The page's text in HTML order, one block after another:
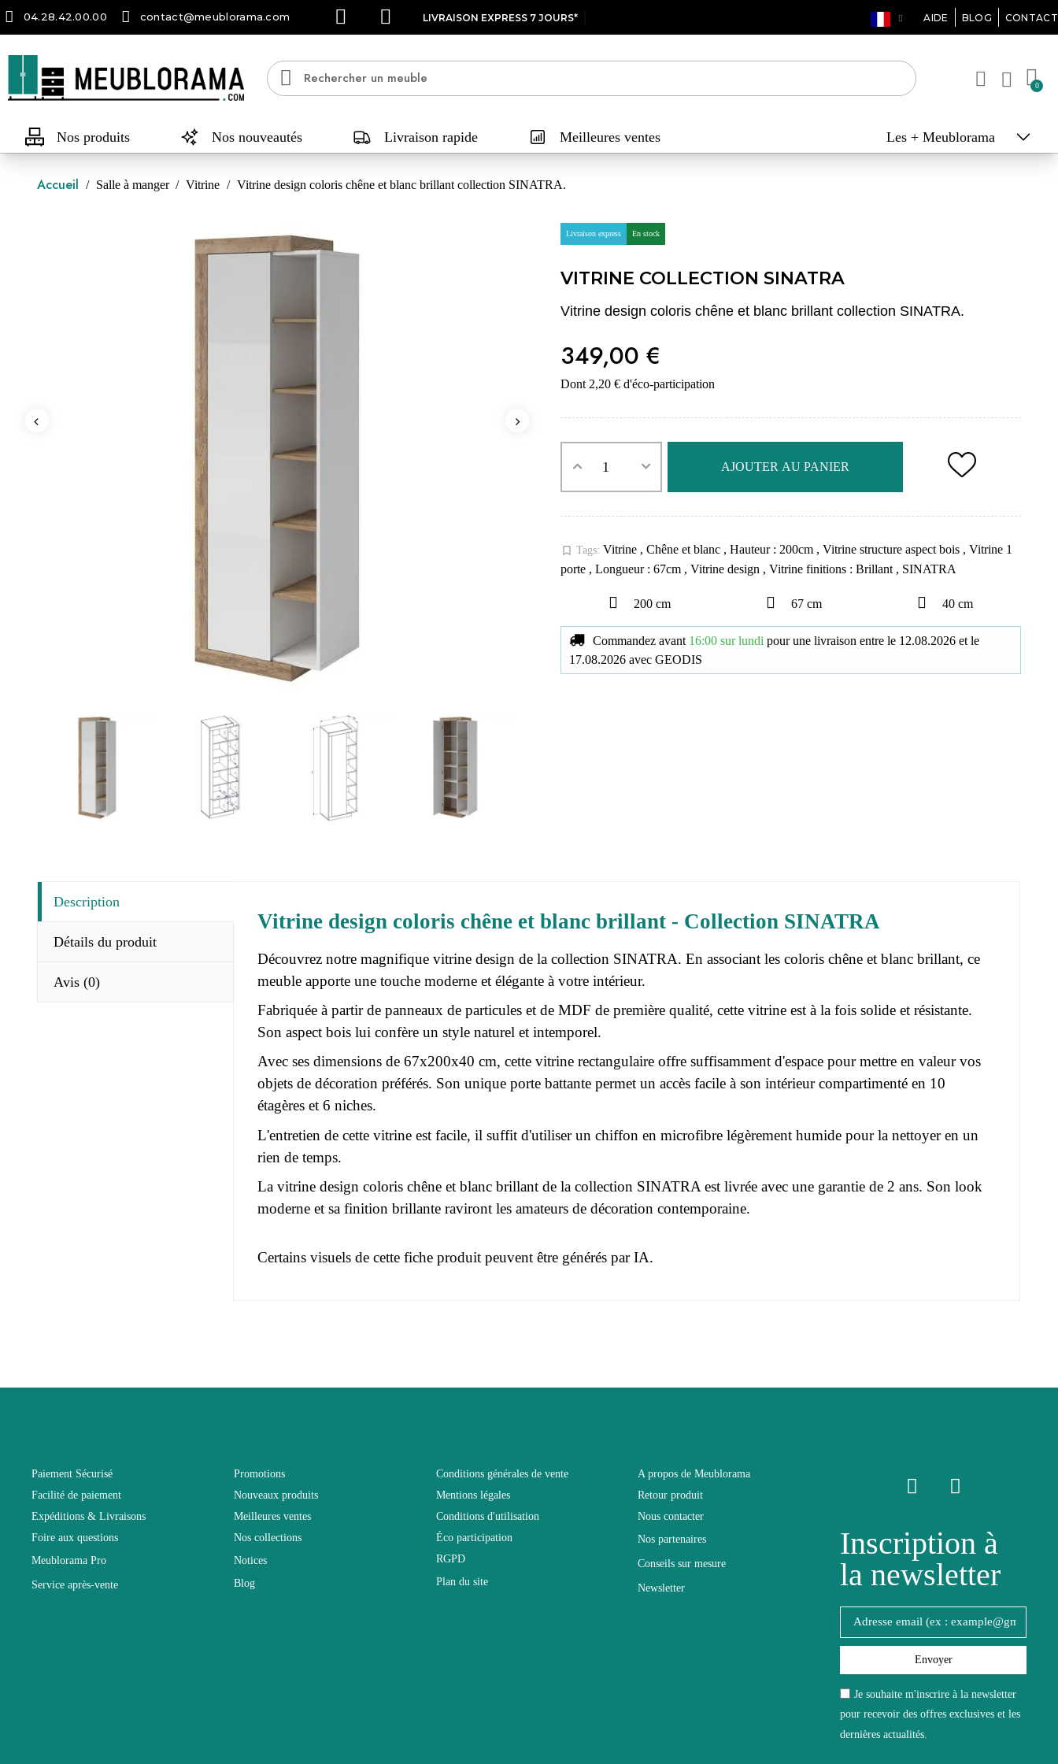
04.28.42.00.00 contact@meublorama.com LIVRAISON EXPRESS 7 JOURS* AIDE BLOG CONTACT
Nos produits Nos nouveautés Livraison rapide Meilleures ventes Les + Meublorama
Accueil Salle à manger Vitrine Vitrine design coloris chêne et blanc brillant collection SINATRA.
Livraison express En stock
VITRINE COLLECTION SINATRA
Vitrine design coloris chêne et blanc brillant collection SINATRA.
349,00 €
Dont 2,20 € d'éco-participation
AJOUTER AU PANIER
bookmark_border Tags: Vitrine , Chêne et blanc , Hauteur : 200cm , Vitrine structure aspect bois , Vitrine 1
porte , Longueur : 67cm , Vitrine design , Vitrine finitions : Brillant , SINATRA
200 cm 67 cm 40 cm
Commandez avant 16:00 sur lundi pour une livraison entre le 12.08.2026 et le
17.08.2026 avec GEODIS
Description
Détails du produit
Avis (0)
Vitrine design coloris chêne et blanc brillant - Collection SINATRA
Découvrez notre magnifique vitrine design de la collection SINATRA. En associant les coloris chêne et blanc brillant, ce
meuble apporte une touche moderne et élégante à votre intérieur.
Fabriquée à partir de panneaux de particules et de MDF de première qualité, cette vitrine est à la fois solide et résistante.
Son aspect bois lui confère un style naturel et intemporel.
Avec ses dimensions de 67x200x40 cm, cette vitrine rectangulaire offre suffisamment d'espace pour mettre en valeur vos
objets de décoration préférés. Son unique porte battante permet un accès facile à son intérieur compartimenté en 10
étagères et 6 niches.
L'entretien de cette vitrine est facile, il suffit d'utiliser un chiffon en microfibre légèrement humide pour la nettoyer en un
rien de temps.
La vitrine design coloris chêne et blanc brillant de la collection SINATRA est livrée avec une garantie de 2 ans. Son look
moderne et sa finition brillante raviront les amateurs de décoration contemporaine.
Certains visuels de cette fiche produit peuvent être générés par IA.
Dimensions 67x200x40
Paiement Sécurisé
Facilité de paiement
Expéditions & Livraisons
Foire aux questions
Meublorama Pro
Service après-vente
Promotions
Nouveaux produits
Meilleures ventes
Nos collections
Notices
Blog
Conditions générales de vente
Mentions légales
Conditions d'utilisation
Éco participation
RGPD
Plan du site
A propos de Meublorama
Retour produit
Nous contacter
Nos partenaires
Conseils sur mesure
Newsletter
Inscription à
la newsletter
Envoyer
Je souhaite m'inscrire à la newsletter
pour recevoir des offres exclusives et les
dernières actualités.